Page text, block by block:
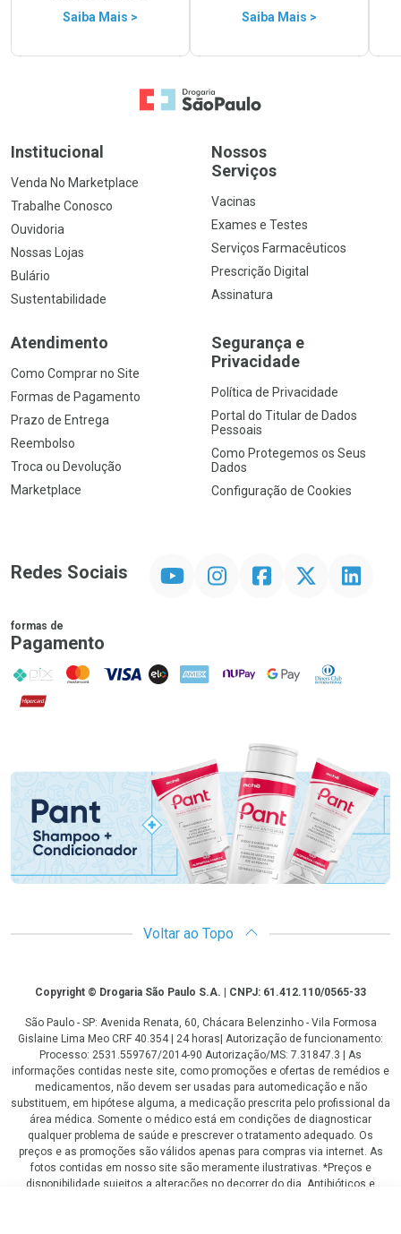
Saiba Mais > Saiba Mais >
Ir para a Home
Institucional
Venda No Marketplace
Trabalhe Conosco
Ouvidoria
Nossas Lojas
Bulário
Sustentabilidade
Nossos
Serviços
Vacinas
Exames e Testes
Serviços Farmacêuticos
Prescrição Digital
Assinatura
Atendimento
Como Comprar no Site
Formas de Pagamento
Prazo de Entrega
Reembolso
Troca ou Devolução
Marketplace
Segurança e
Privacidade
Política de Privacidade
Portal do Titular de Dados
Pessoais
Como Protegemos os Seus
Dados
Configuração de Cookies
Redes Sociais InstagramFacebookTwitter Linkedin
formas de
Pagamento
PIX MasterCard
VISA ELO AMEX NuPay Google PayDiners Club
Hipercard
Promoção em Destaque
Voltar ao Topo
CopyrightCopyright © Drogaria São Paulo S.A. | CNPJ: 61.412.110/0565-33
São Paulo - SP: Avenida Renata, 60, Chácara Belenzinho - Vila Formosa
Gislaine Lima Meo CRF 40.354 | 24 horas| Autorização de funcionamento:
Processo: 2531.559767/2014-90 Autorização/MS: 7.31847.3 | As
informações contidas neste site, como promoções e ofertas de remédios e
medicamentos, não devem ser usadas para automedicação e não
substituem, em hipótese alguma, a medicação prescrita pelo profissional da
área médica. Somente o médico está em condições de diagnosticar
qualquer problema de saúde e prescrever o tratamento adequado. Os
preços e as promoções são válidos apenas para compras via internet. As
fotos contidas em nosso site são meramente ilustrativas. *Preços e
disponibilidade sujeitos a alterações no decorrer do dia. Antibióticos e